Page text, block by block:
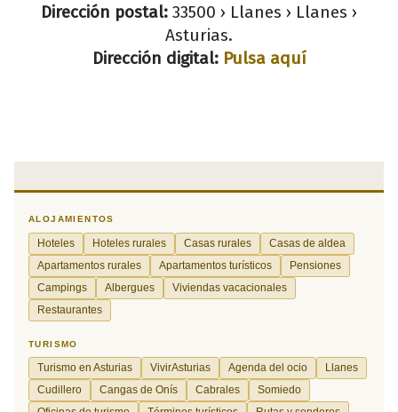
Dirección postal: 33500 › Llanes › Llanes ›
Asturias.
Dirección digital: Pulsa aquí